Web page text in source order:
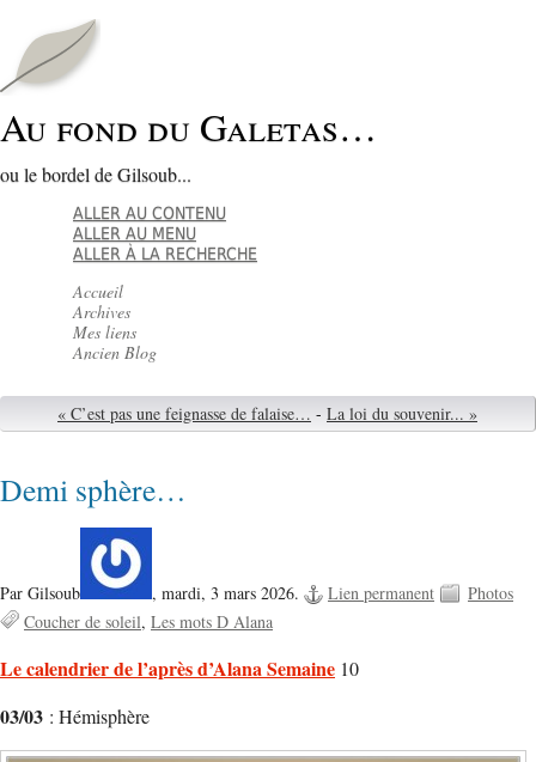
Au fond du Galetas…
ou le bordel de Gilsoub...
ALLER AU CONTENU
ALLER AU MENU
ALLER À LA RECHERCHE
Accueil
Archives
Mes liens
Ancien Blog
« C’est pas une feignasse de falaise… - La loi du souvenir... »
Demi sphère…
Par Gilsoub , mardi, 3 mars 2026. Lien permanent
Photos
Coucher de soleil Les mots D Alana
Le calendrier de l’après d’Alana Semaine 10
03/03 : Hémisphère